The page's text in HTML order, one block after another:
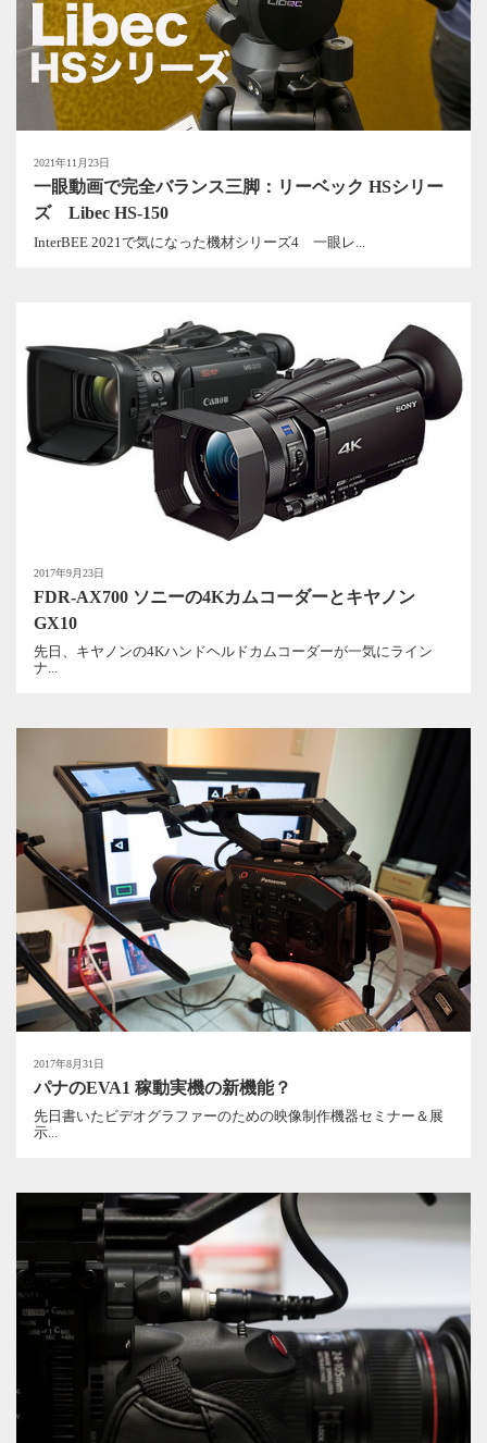
2021年11月23日
一眼動画で完全バランス三脚：リーベック HSシリー
ズ Libec HS-150
InterBEE 2021で気になった機材シリーズ4 一眼レ...
2017年9月23日
FDR-AX700 ソニーの4Kカムコーダーとキヤノン
GX10
先日、キヤノンの4Kハンドヘルドカムコーダーが一気にライン
ナ...
2017年8月31日
パナのEVA1 稼動実機の新機能？
先日書いたビデオグラファーのための映像制作機器セミナー＆展
示...